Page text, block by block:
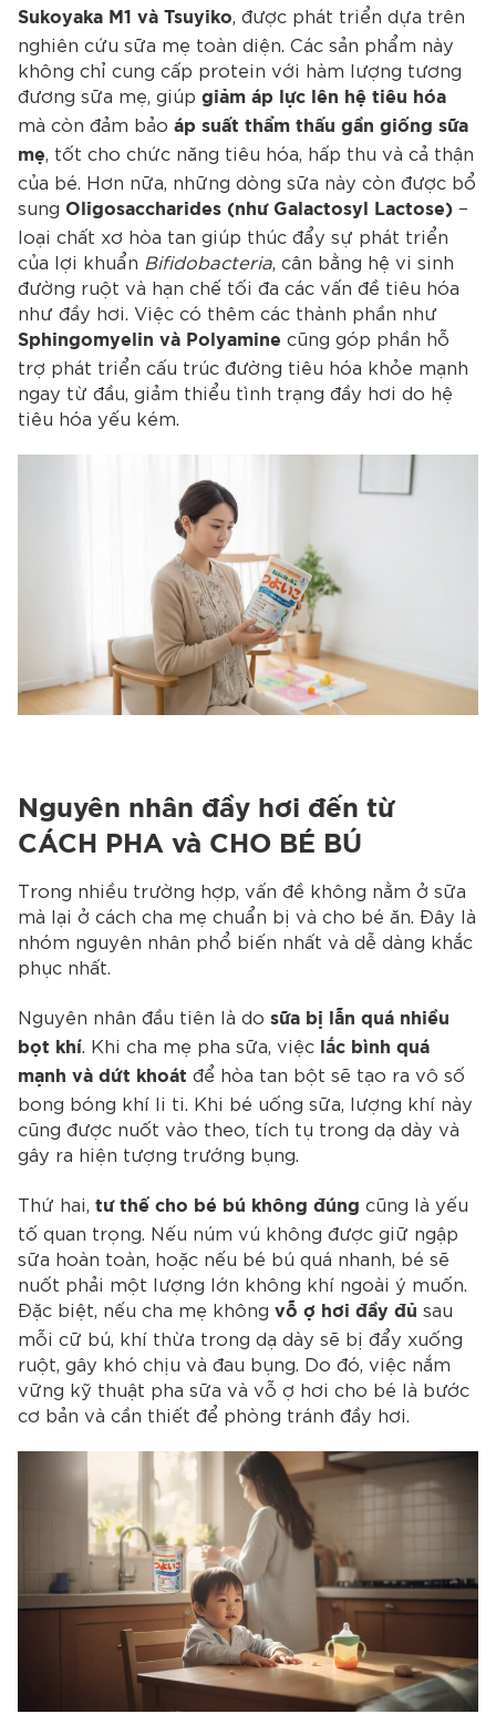
Sukoyaka M1 và Tsuyiko, được phát triển dựa trên
nghiên cứu sữa mẹ toàn diện. Các sản phẩm này
không chỉ cung cấp protein với hàm lượng tương
đương sữa mẹ, giúp giảm áp lực lên hệ tiêu hóa
mà còn đảm bảo áp suất thẩm thấu gần giống sữa
mẹ, tốt cho chức năng tiêu hóa, hấp thu và cả thận
của bé. Hơn nữa, những dòng sữa này còn được bổ
sung Oligosaccharides (như Galactosyl Lactose)–
loại chất xơ hòa tan giúp thúc đẩy sự phát triển
của lợi khuẩn Bifidobacteria, cân bằng hệ vi sinh
đường ruột và hạn chế tối đa các vấn đề tiêu hóa
như đầy hơi. Việc có thêm các thành phần như
Sphingomyelin và Polyamine cũng góp phần hỗ
trợ phát triển cấu trúc đường tiêu hóa khỏe mạnh
ngay từ đầu, giảm thiểu tình trạng đầy hơi do hệ
tiêu hóa yếu kém.
Nguyên nhân đầy hơi đến từ
CÁCH PHA và CHO BÉ BÚ
Trong nhiều trường hợp, vấn đề không nằm ở sữa
mà lại ở cách cha mẹ chuẩn bị và cho bé ăn. Đây là
nhóm nguyên nhân phổ biến nhất và dễ dàng khắc
phục nhất.
Nguyên nhân đầu tiên là do sữa bị lẫn quá nhiều
bọt khí. Khi cha mẹ pha sữa, việc
lắc bình quá
mạnh và dứt khoát để hòa tan bột sẽ tạo ra vô số
bong bóng khí li ti. Khi bé uống sữa, lượng khí này
cũng được nuốt vào theo, tích tụ trong dạ dày và
gây ra hiện tượng trướng bụng.
Thứ hai, tư thế cho bé bú không đúng cũng là yếu
tố quan trọng. Nếu núm vú không được giữ ngập
sữa hoàn toàn, hoặc nếu bé bú quá nhanh, bé sẽ
nuốt phải một lượng lớn không khí ngoài ý muốn.
Đặc biệt, nếu cha mẹ không vỗ ợ hơi đầy đủ sau
mỗi cữ bú, khí thừa trong dạ dày sẽ bị đẩy xuống
ruột, gây khó chịu và đau bụng. Do đó, việc nắm
vững kỹ thuật pha sữa và vỗ ợ hơi cho bé là bước
cơ bản và cần thiết để phòng tránh đầy hơi.